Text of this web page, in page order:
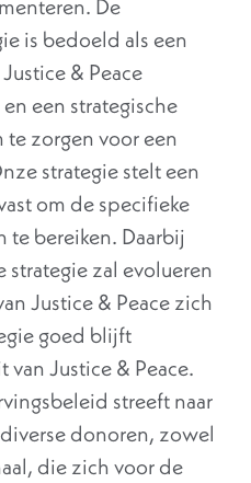
De
is bedoeld als een
& Peace
een strategische
zorgen voor een
strategie stelt een
om de specifieke
bereiken. Daarbij
zal evolueren
Justice & Peace zich
goed blijft
Justice & Peace.
streeft naar
donoren, zowel
die zich voor de